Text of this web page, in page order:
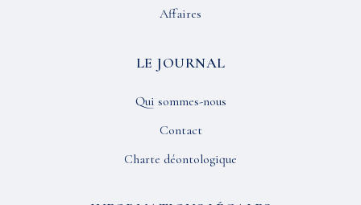
Affaires
LE JOURNAL
Qui sommes-nous
Contact
Charte déontologique